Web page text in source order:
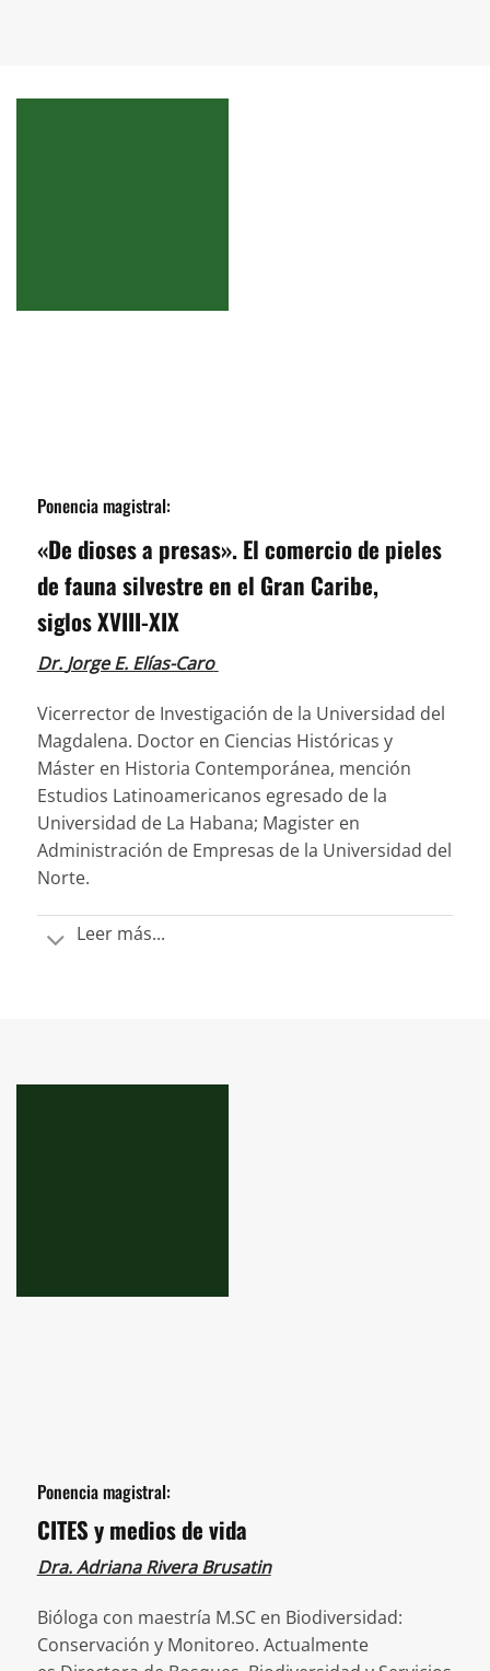
Ponencia magistral:
«De dioses a presas». El comercio de pieles
de fauna silvestre en el Gran Caribe,
siglos XVIII-XIX
Dr. Jorge E. Elías-Caro
Vicerrector de Investigación de la Universidad del
Magdalena. Doctor en Ciencias Históricas y
Máster en Historia Contemporánea, mención
Estudios Latinoamericanos egresado de la
Universidad de La Habana; Magister en
Administración de Empresas de la Universidad del
Norte.
Leer más...
Ponencia magistral:
CITES y medios de vida
Dra. Adriana Rivera Brusatin
Bióloga con maestría M.SC en Biodiversidad:
Conservación y Monitoreo. Actualmente